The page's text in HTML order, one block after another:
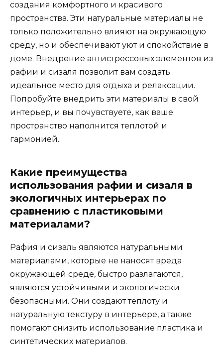
создания комфортного и красивого
пространства. Эти натуральные материалы не
только положительно влияют на окружающую
среду, но и обеспечивают уют и спокойствие в
доме. Внедрение антистрессовых элементов из
рафии и сизаля позволит вам создать
идеальное место для отдыха и релаксации.
Попробуйте внедрить эти материалы в свой
интерьер, и вы почувствуете, как ваше
пространство наполнится теплотой и
гармонией.
Какие преимущества
использования рафии и сизаля в
экологичных интерьерах по
сравнению с пластиковыми
материалами?
Рафия и сизаль являются натуральными
материалами, которые не наносят вреда
окружающей среде, быстро разлагаются,
являются устойчивыми и экологически
безопасными. Они создают теплоту и
натуральную текстуру в интерьере, а также
помогают снизить использование пластика и
синтетических материалов.